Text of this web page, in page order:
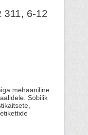
311, 6-12
mehaaniline
Sobilik